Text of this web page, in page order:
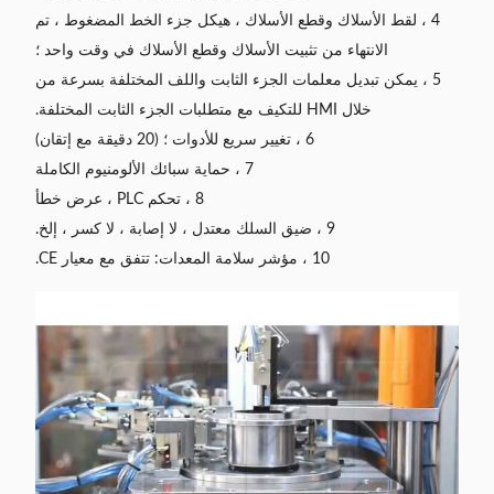
4 ، لقط الأسلاك وقطع الأسلاك ، هيكل جزء الخط المضغوط ، تم
الانتهاء من تثبيت الأسلاك وقطع الأسلاك في وقت واحد ؛
5 ، يمكن تبديل معلمات الجزء الثابت واللف المختلفة بسرعة من
خلال HMI للتكيف مع متطلبات الجزء الثابت المختلفة.
6 ، تغيير سريع للأدوات ؛ (20 دقيقة مع إتقان)
7 ، حماية سبائك الألومنيوم الكاملة
8 ، تحكم PLC ، عرض خطأ
9 ، ضيق السلك معتدل ، لا إصابة ، لا كسر ، إلخ.
10 ، مؤشر سلامة المعدات: تتفق مع معيار CE.